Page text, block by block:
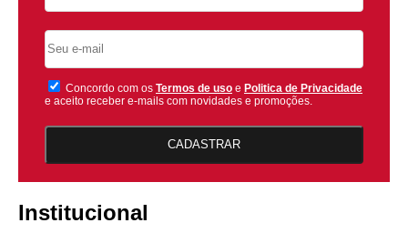
Concordo com os Termos de uso e Politica de Privacidade
e aceito receber e-mails com novidades e promoções.
CADASTRAR
Institucional